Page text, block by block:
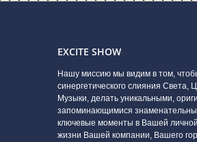
EXCITE SHOW
Нашу миссию мы видим в том,
синергетического слияния Света,
Музыки, делать уникальными,
запоминающимися
ключевые моменты в Вашей
жизни Вашей компании, Вашего